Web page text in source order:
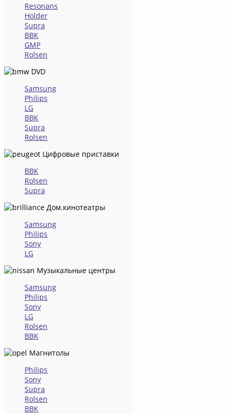
Resonans
Holder
Supra
BBK
GMP
Rolsen
DVD
Samsung
Philips
LG
BBK
Supra
Rolsen
Цифровые приставки
BBK
Rolsen
Supra
Дом.кинотеатры
Samsung
Philips
Sony
LG
Музыкальные центры
Samsung
Philips
Sony
LG
Rolsen
BBK
Магнитолы
Philips
Sony
Supra
Rolsen
BBK